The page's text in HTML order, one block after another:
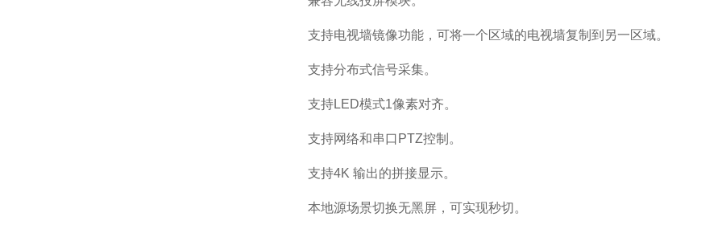
支持电视墙镜像功能，可将一个区域的电视墙复制到另一区域。
支持分布式信号采集。
支持LED模式1像素对齐。
支持网络和串口PTZ控制。
支持4K 输出的拼接显示。
本地源场景切换无黑屏，可实现秒切。